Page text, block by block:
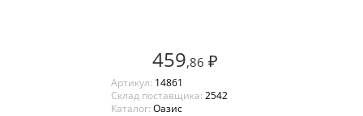
459,86 ₽
Артикул: 14861
Склад поставщика: 2542
Каталог: Оазис